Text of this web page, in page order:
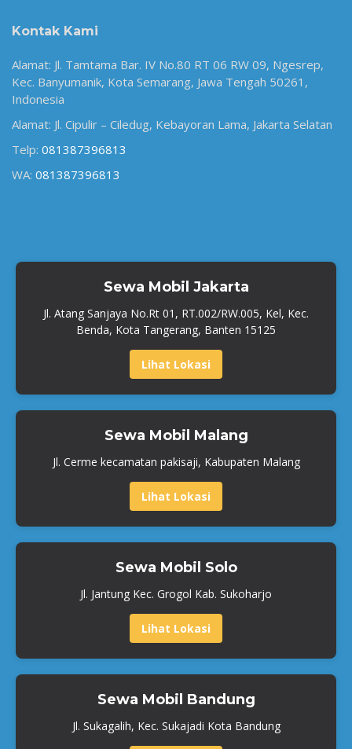
Kontak Kami
Alamat: Jl. Tamtama Bar. IV No.80 RT 06 RW 09, Ngesrep,
Kec. Banyumanik, Kota Semarang, Jawa Tengah 50261,
Indonesia
Alamat: Jl. Cipulir – Ciledug, Kebayoran Lama, Jakarta Selatan
Telp: 081387396813
WA: 081387396813
Sewa Mobil Jakarta
Jl. Atang Sanjaya No.Rt 01, RT.002/RW.005, Kel, Kec.
Benda, Kota Tangerang, Banten 15125
Lihat Lokasi
Sewa Mobil Malang
Jl. Cerme kecamatan pakisaji, Kabupaten Malang
Lihat Lokasi
Sewa Mobil Solo
Jl. Jantung Kec. Grogol Kab. Sukoharjo
Lihat Lokasi
Sewa Mobil Bandung
Jl. Sukagalih, Kec. Sukajadi Kota Bandung